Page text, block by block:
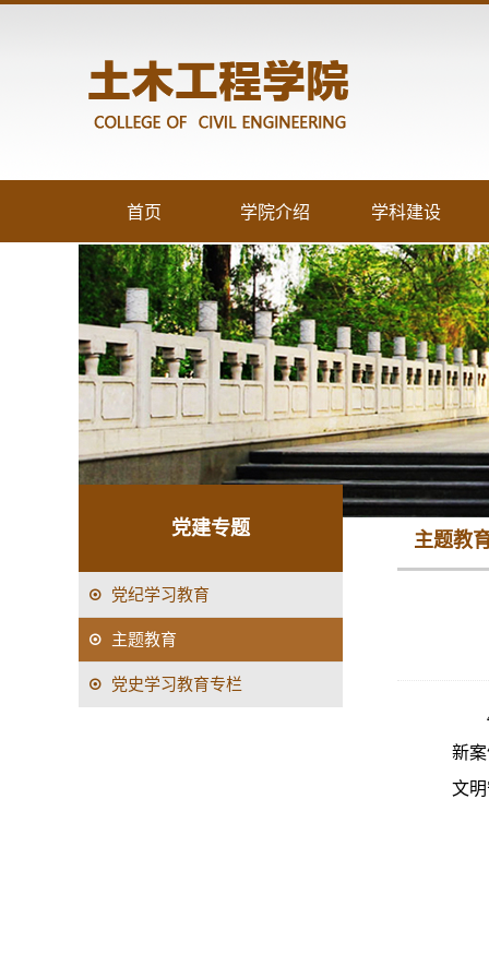
首页 学院介绍 学科建设
党建专题
党纪学习教育
主题教育
党史学习教育专栏
主题教
新
文